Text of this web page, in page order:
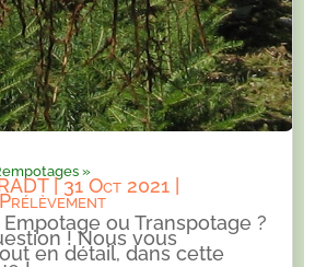
»
|31 Oct 2021 |
ou Transpotage ?
! Nous vous
en détail, dans cette